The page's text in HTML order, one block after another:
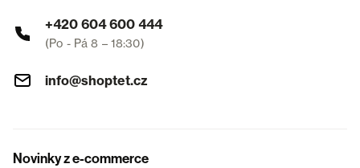
+420 604 600 444
(Po - Pá 8 – 18:30)
info@shoptet.cz
Novinky z e-commerce